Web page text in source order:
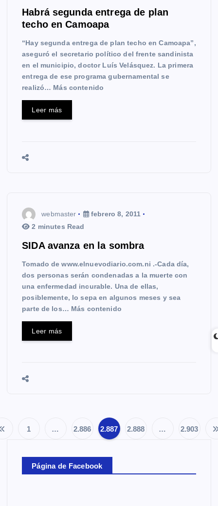
Habrá segunda entrega de plan
techo en Camoapa
“Hay segunda entrega de plan techo en Camoapa”,
aseguró el secretario político del frente sandinista
en el municipio, doctor Luís Velásquez. La primera
entrega de ese programa gubernamental se
realizó… Más contenido
Leer más
webmaster
febrero 8, 2011
2 minutes Read
SIDA avanza en la sombra
Tomado de www.elnuevodiario.com.ni .-Cada día,
dos personas serán condenadas a la muerte con
una enfermedad incurable. Una de ellas,
posiblemente, lo sepa en algunos meses y sea
parte de los… Más contenido
Leer más
P
a
g
1 … 2.886 2.887 2.888 … 2.903
Página de Facebook